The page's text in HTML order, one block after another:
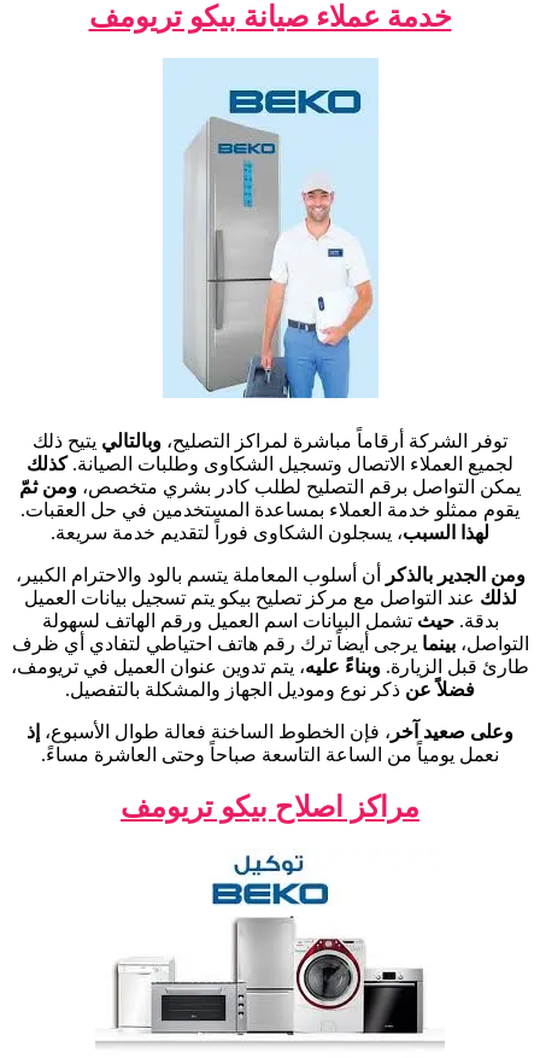
خدمة عملاء صيانة بيكو تريومف
توفر الشركة أرقاماً مباشرة لمراكز التصليح، وبالتالي يتيح ذلك
لجميع العملاء الاتصال وتسجيل الشكاوى وطلبات الصيانة.كذلك
يمكن التواصل برقم التصليح لطلب كادر بشري متخصص، ومن ثمّ
يقوم ممثلو خدمة العملاء بمساعدة المستخدمين في حل العقبات.
لهذا السبب، يسجلون الشكاوى فوراً لتقديم خدمة سريعة.
ومن الجدير بالذكر
أن أسلوب المعاملة يتسم بالود والاحترام الكبير،
لذلك عند التواصل مع مركز تصليح بيكو يتم تسجيل بيانات العميل
بدقة.حيث تشمل البيانات اسم العميل ورقم الهاتف لسهولة
التواصل،بينما يرجى أيضاً ترك رقم هاتف احتياطي لتفادي أي ظرف
طارئ قبل الزيارة. وبناءً عليه، يتم تدوين عنوان العميل في تريومف،
فضلاً عن ذكر نوع وموديل الجهاز والمشكلة بالتفصيل.
وعلى صعيد آخر ، فإن الخطوط الساخنة فعالة طوال الأسبوع، إذ
نعمل يومياً من الساعة التاسعة صباحاً وحتى العاشرة مساءً.
مراكز اصلاح بيكو تريومف